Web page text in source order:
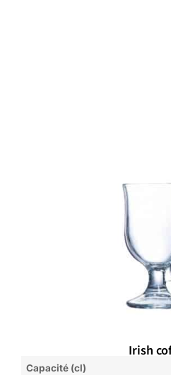
Irish
Capacité (cl)